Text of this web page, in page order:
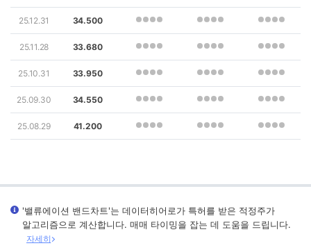
25.12.31 34.500
25.11.28 33.680
25.10.31 33.950
25.09.30 34.550
25.08.29 41.200
'밸류에이션 밴드차트'는 데이터히어로가 특허를 받은 적정주가
알고리즘으로 계산합니다. 매매 타이밍을 잡는 데 도움을 드립니다.
자세히